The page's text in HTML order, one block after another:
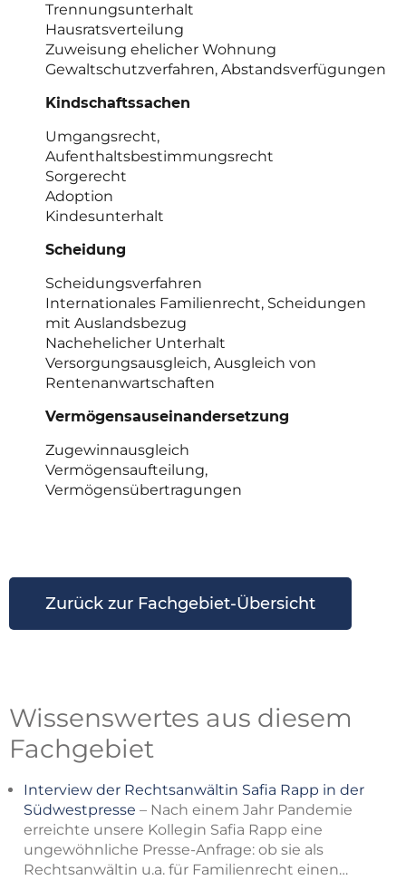
Trennungsunterhalt
Hausratsverteilung
Zuweisung ehelicher Wohnung
Gewaltschutzverfahren, Abstandsverfügungen
Kindschaftssachen
Umgangsrecht,
Aufenthaltsbestimmungsrecht
Sorgerecht
Adoption
Kindesunterhalt
Scheidung
Scheidungsverfahren
Internationales Familienrecht, Scheidungen
mit Auslandsbezug
Nachehelicher Unterhalt
Versorgungsausgleich, Ausgleich von
Rentenanwartschaften
Vermögensauseinandersetzung
Zugewinnausgleich
Vermögensaufteilung,
Vermögensübertragungen
Zurück zur Fachgebiet-Übersicht
Wissenswertes aus diesem
Fachgebiet
Interview der Rechtsanwältin Safia Rapp in der
Südwestpresse – Nach einem Jahr Pandemie
erreichte unsere Kollegin Safia Rapp eine
ungewöhnliche Presse-Anfrage: ob sie als
Rechtsanwältin u.a. für Familienrecht einen…